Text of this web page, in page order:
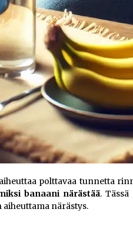
polttavaa tunnetta
banaani närästää.
närästys.